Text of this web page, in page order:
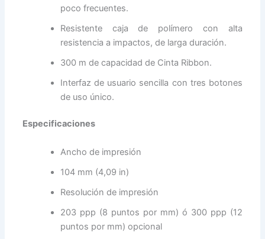
poco frecuentes.
Resistente caja de polímero con alta
resistencia a impactos, de larga duración.
300 m de capacidad de Cinta Ribbon.
Interfaz de usuario sencilla con tres botones
de uso único.
Especificaciones
Ancho de impresión
104 mm (4,09 in)
Resolución de impresión
203 ppp (8 puntos por mm) ó 300 ppp (12
puntos por mm) opcional